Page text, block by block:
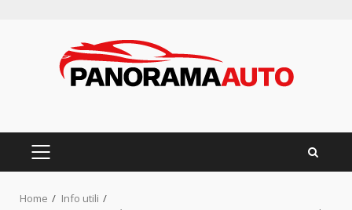
PRIMARY
Home
Info utili